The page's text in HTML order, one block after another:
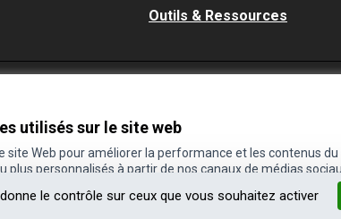
le contrôle sur ceux que vous souhaitez activer
utilisés sur le site web
site Web pour améliorer la performance et les contenus
personnalisés à partir de nos canaux de médias
Outils & Ressources
(Lien externe)
.